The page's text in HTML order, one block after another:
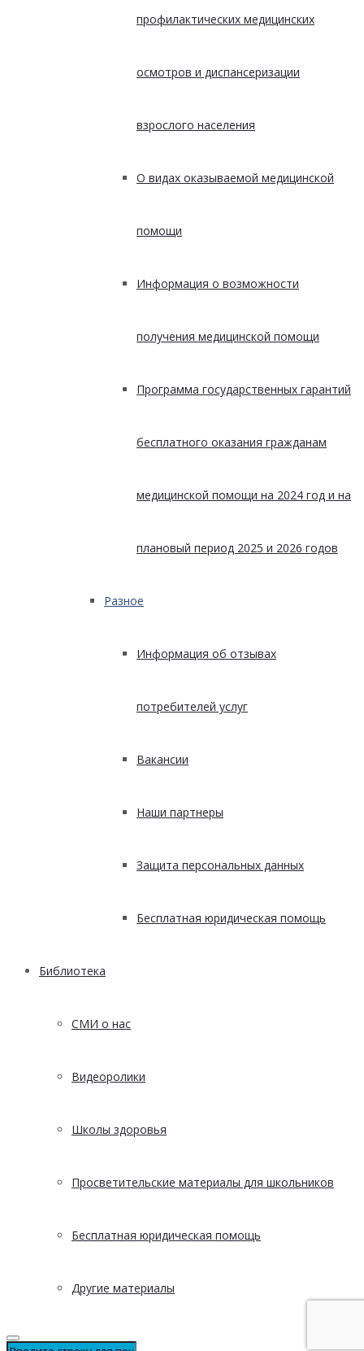
профилактических медицинских
осмотров и диспансеризации
взрослого населения
О видах оказываемой медицинской
помощи
Информация о возможности
получения медицинской помощи
Программа государственных гарантий
бесплатного оказания гражданам
медицинской помощи на 2024 год и на
плановый период 2025 и 2026 годов
Разное
Информация об отзывах
потребителей услуг
Вакансии
Наши партнеры
Защита персональных данных
Бесплатная юридическая помощь
Библиотека
СМИ о нас
Видеоролики
Школы здоровья
Просветительские материалы для школьников
Бесплатная юридическая помощь
Другие материалы